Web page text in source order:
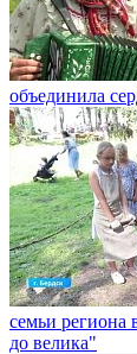
объединила
семьи региона
до велика"